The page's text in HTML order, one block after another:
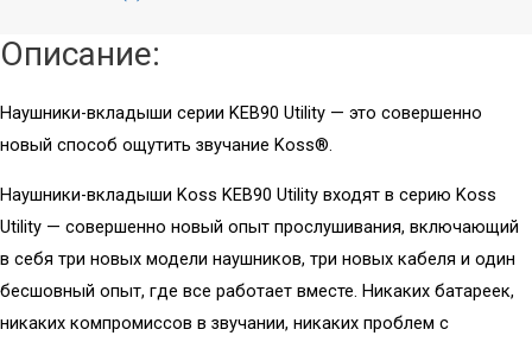
Усилители и
Bluetooth-ресиверы
ЦАПы
Усилители
Звуковые карты
и микшеры
оборудование
(МАРШРУТИЗАТОРЫ)
Wi-Fi точка
доступа
Wi-Fi USB-адаптер
Адаптер PCI-E
Описание:
Наушники-вкладыши серии KEB90 Utility — это совершенно
новый способ ощутить звучание Koss®.
Наушники-вкладыши Koss KEB90 Utility входят в серию Koss
Utility — совершенно новый опыт прослушивания, включающий
в себя три новых модели наушников, три новых кабеля и один
бесшовный опыт, где все работает вместе. Никаких батареек,
никаких компромиссов в звучании, никаких проблем с